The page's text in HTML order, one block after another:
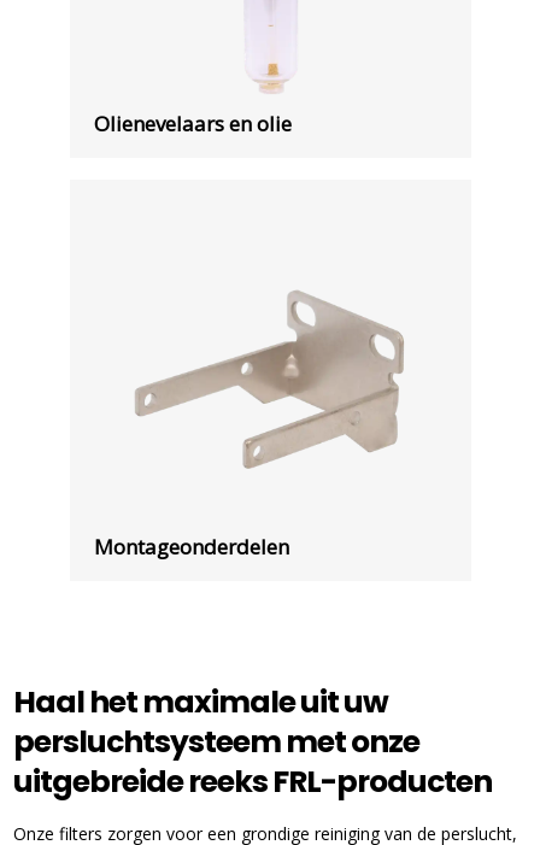
Olienevelaars en olie
Montageonderdelen
Haal het maximale uit uw
persluchtsysteem met onze
uitgebreide reeks FRL-producten
Onze filters zorgen voor een grondige reiniging van de perslucht,